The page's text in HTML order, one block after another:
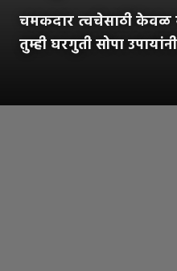
चमकदार त्वचेसाठी केवळ
तुम्ही घरगुती सोपा